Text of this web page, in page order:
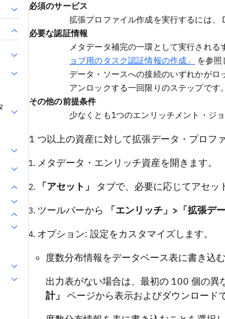
必須のサービス
拡張プロファイル作成を実行するには、
必要な認証情報
メタデータ補完の一環として実行され
ョブ用のタスク認証情報の作成」
を参照
データ・ソースへの接続のいずれかが
アンロックする一回限りのステップです。
その他の前提条件
少なくとも1つのエンリッチメント・ジ
1 つ以上の資産に対して拡張データ・プロフ
メタデータ・エンリッチ資産を開きます。
「アセット」
タブで、必要に応じてアセッ
ツールバーから
「エンリッチ」>「拡張デ
オプション: 設定をカスタマイズします。
度数分布情報をデータベース表に書き込
出力表がない場合は、最初の 100 個の
計」 ページから表示およびダウンロード